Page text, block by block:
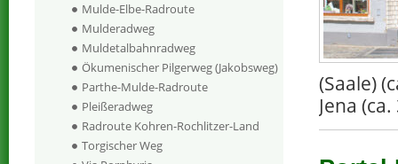
(Saale)
Jena
Mulde-Elbe-Radroute
Mulderadweg
Muldetalbahnradweg
Ökumenischer Pilgerweg (Jakobsweg)
Parthe-Mulde-Radroute
Pleißeradweg
Radroute Kohren-Rochlitzer-Land
Torgischer Weg